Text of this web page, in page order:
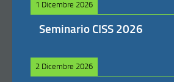
1 Dicembre 2026
Seminario CISS 2026
2 Dicembre 2026